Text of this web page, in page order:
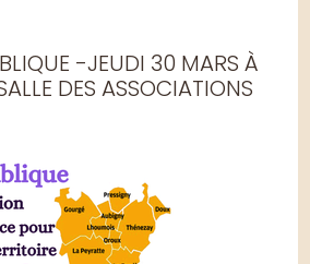
-JEUDI 30 MARS À
DES ASSOCIATIONS